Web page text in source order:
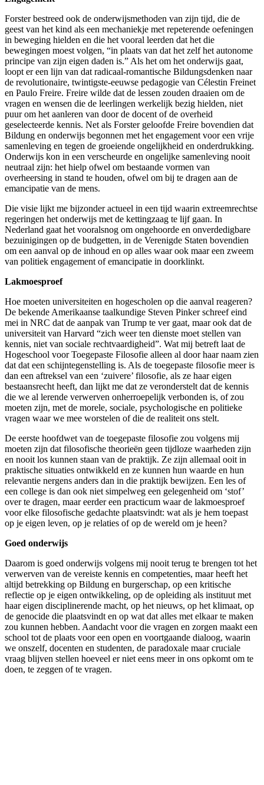
Forster bestreed ook de onderwijsmethoden van zijn tijd, die de
geest van het kind als een mechaniekje met repeterende oefeningen
in beweging hielden en die het vooral leerden dat het die
bewegingen moest volgen, “in plaats van dat het zelf het autonome
principe van zijn eigen daden is.” Als het om het onderwijs gaat,
loopt er een lijn van dat radicaal-romantische Bildungsdenken naar
de revolutionaire, twintigste-eeuwse pedagogie van Célestin Freinet
en Paulo Freire. Freire wilde dat de lessen zouden draaien om de
vragen en wensen die de leerlingen werkelijk bezig hielden, niet
puur om het aanleren van door de docent of de overheid
geselecteerde kennis. Net als Forster geloofde Freire bovendien dat
Bildung en onderwijs begonnen met het engagement voor een vrije
samenleving en tegen de groeiende ongelijkheid en onderdrukking.
Onderwijs kon in een verscheurde en ongelijke samenleving nooit
neutraal zijn: het hielp ofwel om bestaande vormen van
overheersing in stand te houden, ofwel om bij te dragen aan de
emancipatie van de mens.
Die visie lijkt me bijzonder actueel in een tijd waarin extreemrechtse
regeringen het onderwijs met de kettingzaag te lijf gaan. In
Nederland gaat het vooralsnog om ongehoorde en onverdedigbare
bezuinigingen op de budgetten, in de Verenigde Staten bovendien
om een aanval op de inhoud en op alles waar ook maar een zweem
van politiek engagement of emancipatie in doorklinkt.
Lakmoesproef
Hoe moeten universiteiten en hogescholen op die aanval reageren?
De bekende Amerikaanse taalkundige Steven Pinker schreef eind
mei in NRC dat de aanpak van Trump te ver gaat, maar ook dat de
universiteit van Harvard “zich weer ten dienste moet stellen van
kennis, niet van sociale rechtvaardigheid”. Wat mij betreft laat de
Hogeschool voor Toegepaste Filosofie alleen al door haar naam zien
dat dat een schijntegenstelling is. Als de toegepaste filosofie meer is
dan een aftreksel van een ‘zuivere’ filosofie, als ze haar eigen
bestaansrecht heeft, dan lijkt me dat ze veronderstelt dat de kennis
die we al lerende verwerven onherroepelijk verbonden is, of zou
moeten zijn, met de morele, sociale, psychologische en politieke
vragen waar we mee worstelen of die de realiteit ons stelt.
De eerste hoofdwet van de toegepaste filosofie zou volgens mij
moeten zijn dat filosofische theorieën geen tijdloze waarheden zijn
en nooit los kunnen staan van de praktijk. Ze zijn allemaal ooit in
praktische situaties ontwikkeld en ze kunnen hun waarde en hun
relevantie nergens anders dan in die praktijk bewijzen. Een les of
een college is dan ook niet simpelweg een gelegenheid om ‘stof’
over te dragen, maar eerder een practicum waar de lakmoesproef
voor elke filosofische gedachte plaatsvindt: wat als je hem toepast
op je eigen leven, op je relaties of op de wereld om je heen?
Goed onderwijs
Daarom is goed onderwijs volgens mij nooit terug te brengen tot het
verwerven van de vereiste kennis en competenties, maar heeft het
altijd betrekking op Bildung en burgerschap, op een kritische
reflectie op je eigen ontwikkeling, op de opleiding als instituut met
haar eigen disciplinerende macht, op het nieuws, op het klimaat, op
de genocide die plaatsvindt en op wat dat alles met elkaar te maken
zou kunnen hebben. Aandacht voor die vragen en zorgen maakt een
school tot de plaats voor een open en voortgaande dialoog, waarin
we onszelf, docenten en studenten, de paradoxale maar cruciale
vraag blijven stellen hoeveel er niet eens meer in ons opkomt om te
doen, te zeggen of te vragen.